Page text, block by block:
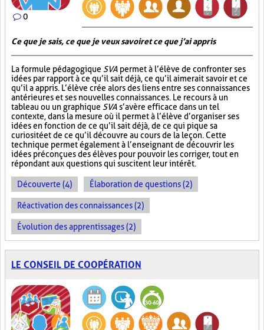
0
Ce que je sais, ce que je veux savoir et ce que j’ai appris
La formule pédagogique SVA permet à l’élève de confronter ses
idées par rapport à ce qu’il sait déjà, ce qu’il aimerait savoir et ce
qu’il a appris. L’élève crée alors des liens entre ses connaissances
antérieures et ses nouvelles connaissances. Le recours à un
tableau ou un graphique SVA s’avère efficace dans un tel
contexte, dans la mesure où il permet à l’élève d’organiser ses
idées en fonction de ce qu’il sait déjà, de ce qui pique sa
curiosité et de ce qu’il découvre au cours de la leçon. Cette
technique permet également à l’enseignant de découvrir les
idées préconçues des élèves pour pouvoir les corriger, tout en
répondant aux questions qui suscitent leur intérêt.
Découverte (4) Élaboration de questions (2)
Réactivation des connaissances (2)
Évolution des apprentissages (2)
LE CONSEIL DE COOPÉRATION